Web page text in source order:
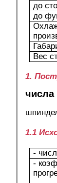
до
до
Вес
1.
числа
1.1
-
-